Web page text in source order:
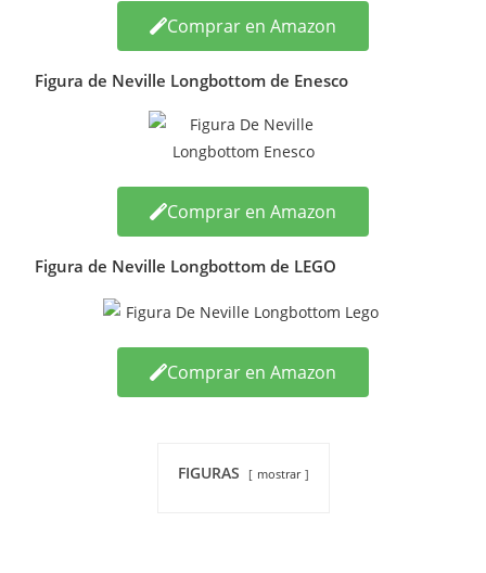
Comprar en Amazon
Figura de Neville Longbottom de Enesco
Comprar en Amazon
Figura de Neville Longbottom de LEGO
Comprar en Amazon
FIGURAS mostrar